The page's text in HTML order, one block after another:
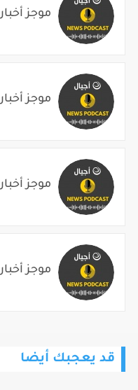
موجز أخبار
موجز أخبار
موجز أخبار
موجز أخبار
قد يعجبك أيضا